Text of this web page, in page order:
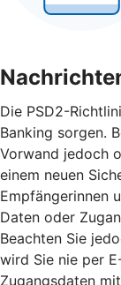
Die PSD2-
Banking sorgen.
Vorwand jedoch
einem neuen
Empfängerinnen
Daten oder
Beachten Sie
wird Sie nie per
Zugangsdaten